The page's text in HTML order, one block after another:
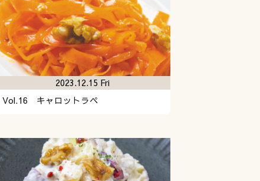
Vol.16 キャロットラペ
2023.12.15 Fri